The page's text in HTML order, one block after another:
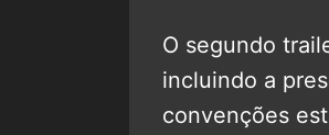
O segundo
incluindo a
convenções